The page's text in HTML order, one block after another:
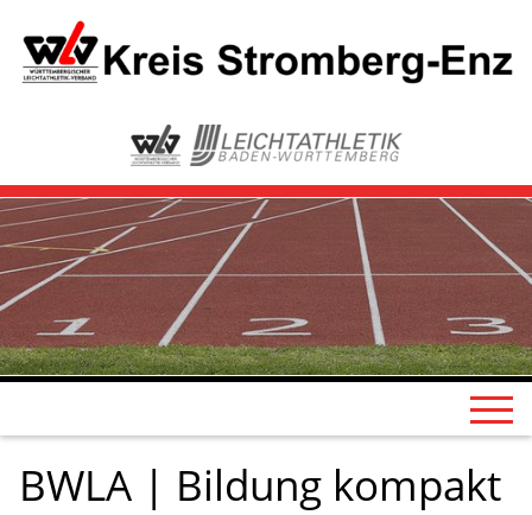
BWLA | Bildung kompakt